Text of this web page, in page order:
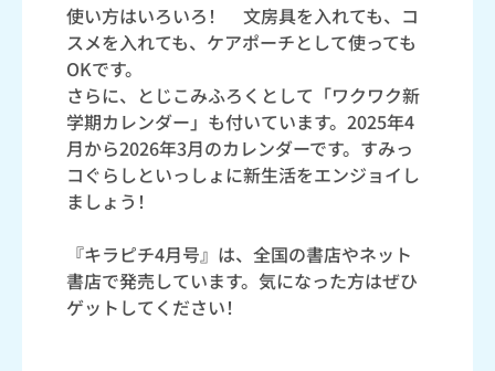
使い方はいろいろ！ 文房具を入れても、コ
スメを入れても、ケアポーチとして使っても
OKです。
さらに、とじこみふろくとして「ワクワク新
学期カレンダー」も付いています。2025年4
月から2026年3月のカレンダーです。すみっ
コぐらしといっしょに新生活をエンジョイし
ましょう！
『キラピチ4月号』は、全国の書店やネット
書店で発売しています。気になった方はぜひ
ゲットしてください！